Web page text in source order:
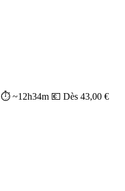
⏱️ ~12h34m 💶 Dès 43,00 €